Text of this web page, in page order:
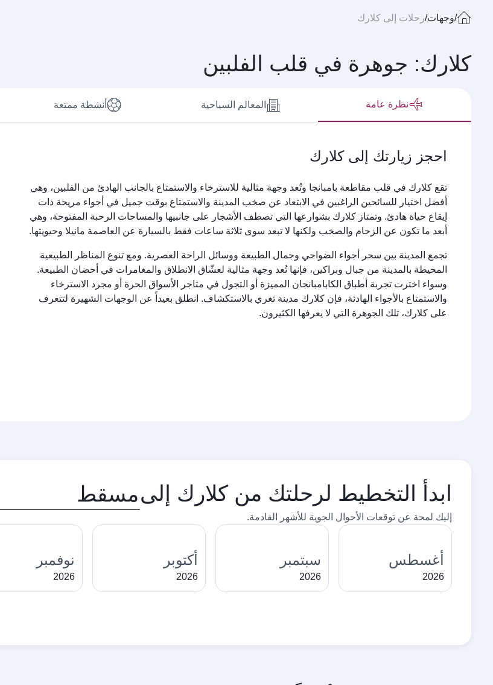
/وجهات/رحلات إلى كلارك
كلارك: جوهرة في قلب الفلبين
نظرة عامة المعالم السياحية أنشطة ممتعة
احجز زيارتك إلى كلارك
تقع كلارك في قلب مقاطعة بامبانجا وتُعد وجهة مثالية للاسترخاء والاستمتاع بالجانب الهادئ من الفلبين، وهي
أفضل اختيار للسائحين الراغبين في الابتعاد عن صخب المدينة والاستمتاع بوقت جميل في أجواء مريحة ذات
إيقاع حياة هادئ. وتمتاز كلارك بشوارعها التي تصطف الأشجار على جانبيها والمساحات الرحبة المفتوحة، وهي
أبعد ما تكون عن الزحام والصخب ولكنها لا تبعد سوى ثلاثة ساعات فقط بالسيارة عن العاصمة مانيلا وحيويتها.
تجمع المدينة بين سحر أجواء الضواحي وجمال الطبيعة ووسائل الراحة العصرية. ومع تنوع المناظر الطبيعية
المحيطة بالمدينة من جبال وبراكين، فإنها تُعد وجهة مثالية لعشّاق الانطلاق والمغامرات في أحضان الطبيعة.
وسواء اخترت تجربة أطباق الكابامبانجان المميزة أو التجول في متاجر الأسواق الحرة أو مجرد الاسترخاء
والاستمتاع بالأجواء الهادئة، فإن كلارك مدينة تغري بالاستكشاف. انطلق بعيداً عن الوجهات الشهيرة لتتعرف
على كلارك، تلك الجوهرة التي لا يعرفها الكثيرون.
ابدأ التخطيط لرحلتك من كلارك إلى المغادرة
إليك لمحة عن توقعات الأحوال الجوية للأشهر القادمة.
أغسطس
2026
سبتمبر
2026
أكتوبر
2026
نوفمبر
2026